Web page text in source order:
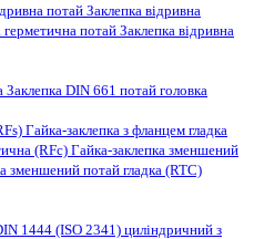
потай Заклепка відривна
герметична потайЗаклепка відривна
Заклепка DIN 661 потай головка
Гайка-заклепка з фланцем гладка
(RFc) Гайка-заклепка зменшений
зменшений потай гладка (RTC)
1444 (ISO 2341) циліндричний з